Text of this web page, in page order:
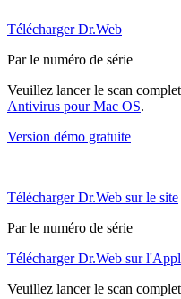
Télécharger Dr.Web
Par le numéro de série
Veuillez lancer le scan
Antivirus pour Mac OS.
Version démo gratuite
Télécharger Dr.Web sur le site
Par le numéro de série
Télécharger Dr.Web sur
Veuillez lancer le scan